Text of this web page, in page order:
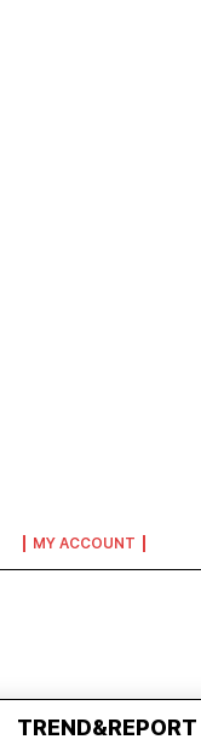
MY ACCOUNT
TREND&REPORT
TREND&REPORT